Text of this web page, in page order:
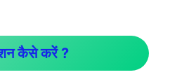
कैसे करें ?